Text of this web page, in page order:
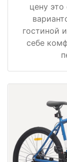
цену
гостиной
себе